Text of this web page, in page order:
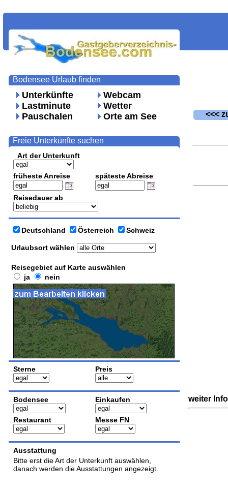
Unterkünfte
Lastminute
Pauschalen
Webcam
Wetter
Orte am See
Bodensee Urlaub finden
Art der Unterkunft
früheste Anreise späteste Abreise
Reisedauer ab
Urlaubsort wählen
Deutschland Österreich Schweiz
Reisegebiet auf Karte auswählen
ja
nein
Sterne Preis
Bodensee Einkaufen
Restaurant Messe FN
Ausstattung
Bitte erst die Art der Unterkunft auswählen,
danach werden die Ausstattungen angezeigt.
Freie Unterkünfte suchen
<<<
weiter